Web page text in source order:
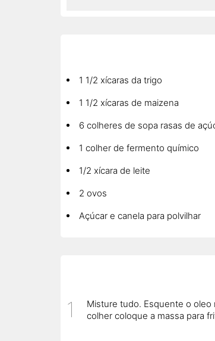
1 1/2 xícaras da trigo
1 1/2 xícaras de maizena
6 colheres de sopa rasas de
1 colher de fermento químico
1/2 xícara de leite
2 ovos
Açúcar e canela para polvilhar
Misture tudo. Esquente o oleo
colher coloque a massa para